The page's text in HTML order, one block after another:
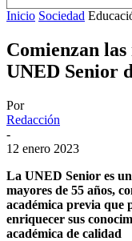
Inicio Sociedad
Comienzan
UNED Senior
Por
Redacción
-
12 enero 2023
La UNED Senior es
mayores de 55 años,
académica previa que
enriquecer sus
académica de calidad